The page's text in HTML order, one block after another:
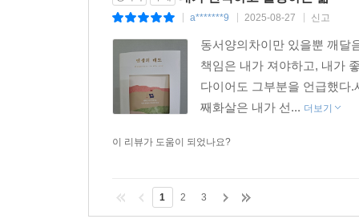
a*******9 2025-08-27 신고
동서양의차이만 있을뿐 깨달
책임은 내가 져야하고, 내가
다이어도 그부분을 언급했다
째화살은 내가 선... 더보기
이 리뷰가 도움이 되었나요?
1 2 3